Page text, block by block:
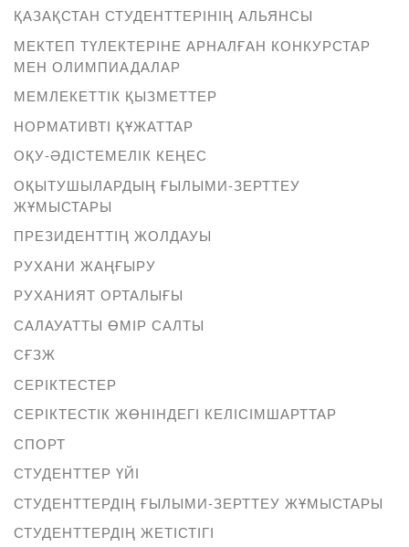
ҚАЗАҚСТАН СТУДЕНТТЕРІНІҢ АЛЬЯНСЫ
МЕКТЕП ТҮЛЕКТЕРІНЕ АРНАЛҒАН КОНКУРСТАР
МЕН ОЛИМПИАДАЛАР
МЕМЛЕКЕТТІК ҚЫЗМЕТТЕР
НОРМАТИВТІ ҚҰЖАТТАР
ОҚУ-ӘДІСТЕМЕЛІК КЕҢЕС
ОҚЫТУШЫЛАРДЫҢ ҒЫЛЫМИ-ЗЕРТТЕУ
ЖҰМЫСТАРЫ
ПРЕЗИДЕНТТІҢ ЖОЛДАУЫ
РУХАНИ ЖАҢҒЫРУ
РУХАНИЯТ ОРТАЛЫҒЫ
САЛАУАТТЫ ӨМІР САЛТЫ
СҒЗЖ
СЕРІКТЕСТЕР
СЕРІКТЕСТІК ЖӨНІНДЕГІ КЕЛІСІМШАРТТАР
СПОРТ
СТУДЕНТТЕР ҮЙІ
СТУДЕНТТЕРДІҢ ҒЫЛЫМИ-ЗЕРТТЕУ ЖҰМЫСТАРЫ
СТУДЕНТТЕРДІҢ ЖЕТІСТІГІ